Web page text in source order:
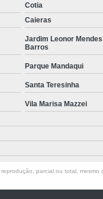
Cotia
Caieras
Jardim Leonor
Barros
Parque Mandaqui
Santa Teresinha
Vila Marisa Mazzei
parcial ou total,